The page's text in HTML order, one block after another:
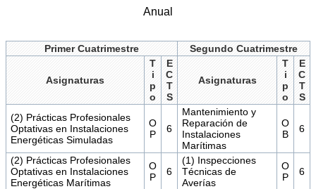
Anual
Primer Cuatrimestre Segundo Cuatrimestre
Asignaturas
T
i
p
o
E
C
T
S
Asignaturas
T
i
p
o
E
C
T
S
(2) Prácticas Profesionales
Optativas en Instalaciones
Energéticas Simuladas
O
P
6
Mantenimiento y
Reparación de
Instalaciones
Marítimas
O
B
6
(2) Prácticas Profesionales
Optativas en Instalaciones
Energéticas Marítimas
O
P
6
(1) Inspecciones
Técnicas de
Averías
O
P
6